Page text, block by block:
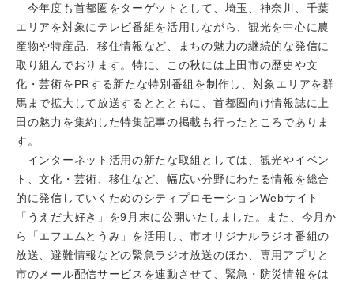
今年度も首都圏をターゲットとして、埼玉、神奈川、千葉
エリアを対象にテレビ番組を活用しながら、観光を中心に農
産物や特産品、移住情報など、まちの魅力の継続的な発信に
取り組んでおります。特に、この秋には上田市の歴史や文
化・芸術をPRする新たな特別番組を制作し、対象エリアを群
馬まで拡大して放送するととともに、首都圏向け情報誌に上
田の魅力を集約した特集記事の掲載も行ったところでありま
す。
インターネット活用の新たな取組としては、観光やイベン
ト、文化・芸術、移住など、幅広い分野にわたる情報を総合
的に発信していくためのシティプロモーションWebサイト
「うえだ大好き」を9月末に公開いたしました。また、今月か
ら「エフエムとうみ」を活用し、市オリジナルラジオ番組の
放送、避難情報などの緊急ラジオ放送のほか、専用アプリと
市のメール配信サービスを連動させて、緊急・防災情報をは